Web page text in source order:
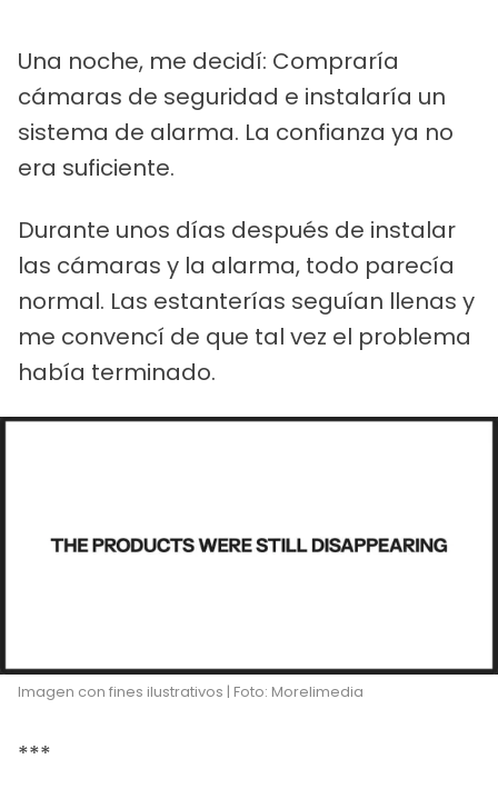
Una noche, me decidí: Compraría
cámaras de seguridad e instalaría un
sistema de alarma. La confianza ya no
era suficiente.
Durante unos días después de instalar
las cámaras y la alarma, todo parecía
normal. Las estanterías seguían llenas y
me convencí de que tal vez el problema
había terminado.
Imagen con fines ilustrativos | Foto: Morelimedia
***